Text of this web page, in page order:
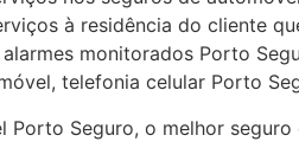
à residência do cliente
monitorados Porto
telefonia celular Porto
Seguro, o melhor